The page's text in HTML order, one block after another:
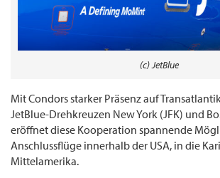
(c) JetBlue
Mit Condors starker Präsenz auf
JetBlue-Drehkreuzen New York (JFK) und
eröffnet diese Kooperation spannende
Anschlussflüge innerhalb der USA, in die
Mittelamerika.